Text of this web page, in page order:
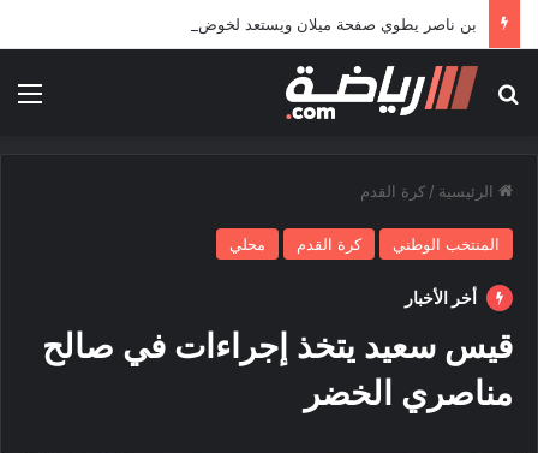
بحث عن
الرئيسية / كرة القدم
المنتخب الوطني كرة القدم محلي
أخر الأخبار
قيس سعيد يتخذ إجراءات في صالح
مناصري الخضر